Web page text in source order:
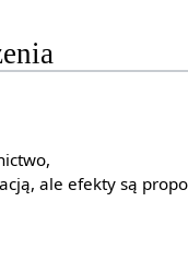
ale efekty są